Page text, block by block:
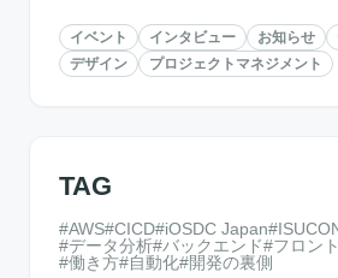
イベント インタビュー お知らせ
デザイン
プロジェクトマネジメント
TAG
AWS CICD iOSDC Japan
データ分析 バックエンド フロン
働き方
自動化 開発の裏側